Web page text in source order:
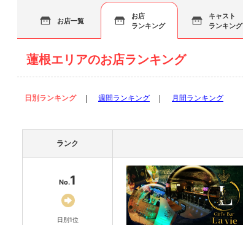
お店一覧
お店
ランキング
キャスト
ランキング
蓮根エリアのお店ランキング
日別ランキング 週間ランキング 月間ランキング
ランク
No.1
日別1位